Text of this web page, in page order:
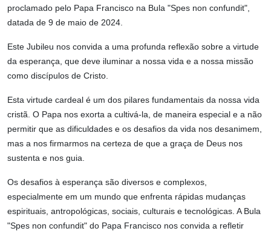
proclamado pelo Papa Francisco na Bula "Spes non confundit",
datada de 9 de maio de 2024.
Este Jubileu nos convida a uma profunda reflexão sobre a virtude
da esperança, que deve iluminar a nossa vida e a nossa missão
como discípulos de Cristo.
Esta virtude cardeal é um dos pilares fundamentais da nossa vida
cristã. O Papa nos exorta a cultivá-la, de maneira especial e a não
permitir que as dificuldades e os desafios da vida nos desanimem,
mas a nos firmarmos na certeza de que a graça de Deus nos
sustenta e nos guia.
Os desafios à esperança são diversos e complexos,
especialmente em um mundo que enfrenta rápidas mudanças
espirituais, antropológicas, sociais, culturais e tecnológicas. A Bula
"Spes non confundit" do Papa Francisco nos convida a refletir